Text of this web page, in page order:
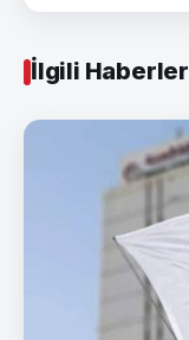
İlgili Haberler